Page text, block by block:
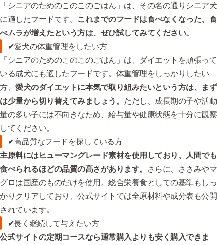
「シニアのためのこのこのごはん」は、その名の通りシニア犬
に適したフードです。 これまでのフードは食べなくなった、食
べムラが増えたという方は、ぜひ試してみてください。
✔愛犬の体重管理をしたい方
「シニアのためのこのこのごはん」は、ダイエットを頑張って
いる成犬にも適したフードです。体重管理をしっかりしたい
方、 愛犬のダイエットに本気で取り組みたいという方は、まず
は少量から切り替えてみましょう。 ただし、成長期の子や活動
量の多い子には不向きなため、給与量や健康状態を十分に観察
してください。
✔高品質なフードを探している方
主原料にはヒューマングレード素材を使用しており、人間でも
食べられるほどの品質の高さがあります。 さらに、ささみやマ
グロは国産のものだけを使用。総合栄養食としての基準もしっ
かりクリアしており、公式サイトでは全原材料や成分表も公開
されています。
✔長く継続して与えたい方
公式サイトの定期コースなら通常購入よりも安く購入できま